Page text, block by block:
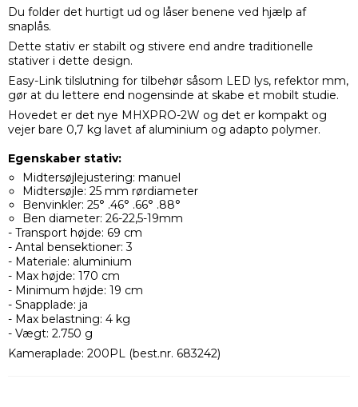
Du folder det hurtigt ud og låser benene ved hjælp af
snaplås.
Dette stativ er stabilt og stivere end andre traditionelle
stativer i dette design.
Easy-Link tilslutning for tilbehør såsom LED lys, refektor mm,
gør at du lettere end nogensinde at skabe et mobilt studie.
Hovedet er det nye MHXPRO-2W og det er kompakt og
vejer bare 0,7 kg lavet af aluminium og adapto polymer.
Egenskaber stativ:
Midtersøjlejustering: manuel
Midtersøjle: 25 mm rørdiameter
Benvinkler: 25° .46° .66° .88°
Ben diameter: 26-22,5-19mm
- Transport højde: 69 cm
- Antal bensektioner: 3
- Materiale: aluminium
- Max højde: 170 cm
- Minimum højde: 19 cm
- Snapplade: ja
- Max belastning: 4 kg
- Vægt: 2.750 g
Kameraplade: 200PL (best.nr. 683242)